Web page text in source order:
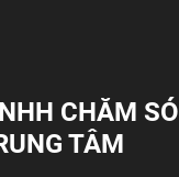
CHĂM
TÂM